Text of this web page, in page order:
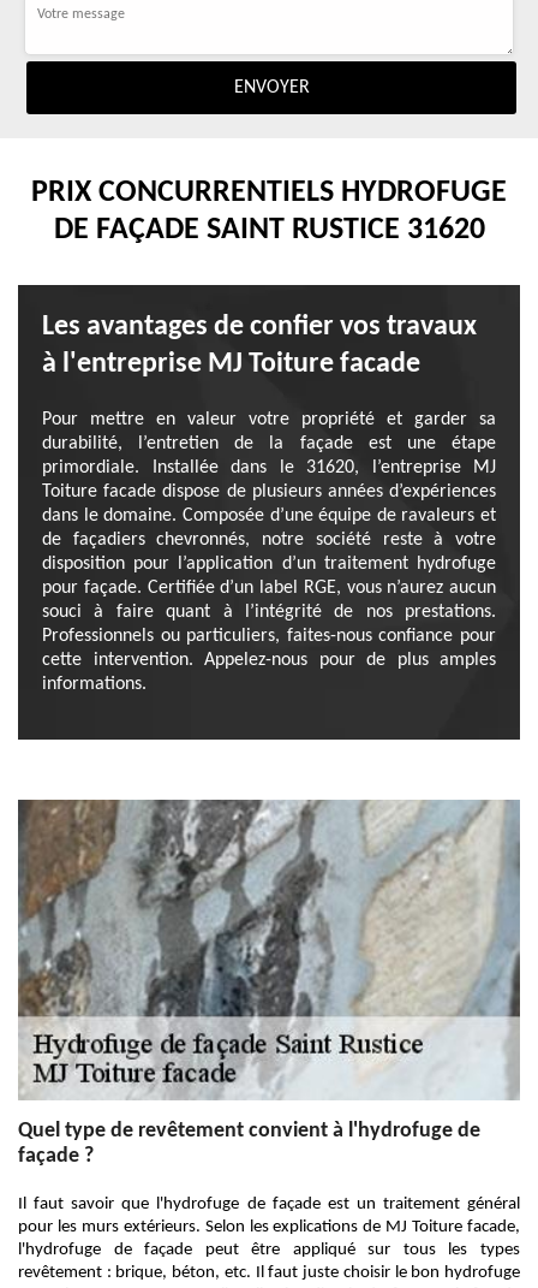
PRIX CONCURRENTIELS HYDROFUGE
DE FAÇADE SAINT RUSTICE 31620
Les avantages de confier vos travaux
à l'entreprise MJ Toiture facade
Pour mettre en valeur votre propriété et garder sa
durabilité, l’entretien de la façade est une étape
primordiale. Installée dans le 31620, l’entreprise MJ
Toiture facade dispose de plusieurs années d’expériences
dans le domaine. Composée d’une équipe de ravaleurs et
de façadiers chevronnés, notre société reste à votre
disposition pour l’application d’un traitement hydrofuge
pour façade. Certifiée d’un label RGE, vous n’aurez aucun
souci à faire quant à l’intégrité de nos prestations.
Professionnels ou particuliers, faites-nous confiance pour
cette intervention. Appelez-nous pour de plus amples
informations.
Quel type de revêtement convient à l'hydrofuge de
façade ?
Il faut savoir que l'hydrofuge de façade est un traitement général
pour les murs extérieurs. Selon les explications de MJ Toiture facade,
l'hydrofuge de façade peut être appliqué sur tous les types
revêtement : brique, béton, etc. Il faut juste choisir le bon hydrofuge